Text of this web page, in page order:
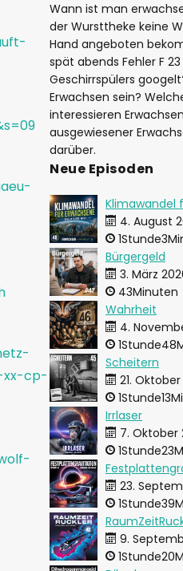
xx-cp-
Wann ist man
der Wursttheke keine
Hand angeboten
spät abends Fehler F
Geschirrspülers
Erwachsen sein?
interessieren
ausgewiesener
darüber.
Neue Episoden
Klimawandel
4. August
Bürgergeld
3. März
43Minuten
Wahrheit
4.
Scheitern
21.
Irrlaser
7. Oktober
23.
9.